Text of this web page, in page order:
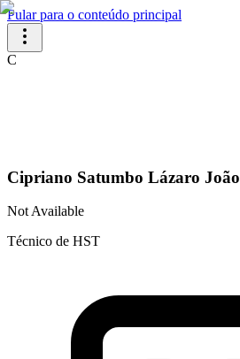
Pular para o conteúdo principal
C
Cipriano Satumbo Lázaro João
Not Available
Técnico de HST